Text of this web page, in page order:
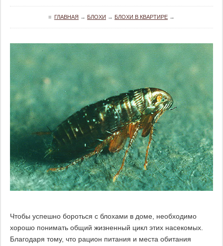
≡ ГЛАВНАЯ → БЛОХИ → БЛОХИ В КВАРТИРЕ→
Чтобы успешно бороться с блохами в доме, необходимо
хорошо понимать общий жизненный цикл этих насекомых.
Благодаря тому, что рацион питания и места обитания